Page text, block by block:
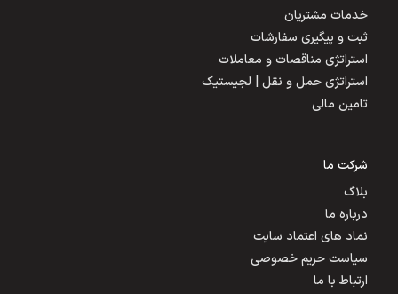
خدمات مشتریان
ثبت و پیگیری سفارشات
استراتژی مناقصات و معاملات
استراتژی حمل و نقل | لجیستیک
تامین مالی
شرکت ما
بلاگ
درباره ما
نماد های اعتماد سایت
سیاست حریم خصوصی
ارتباط با ما